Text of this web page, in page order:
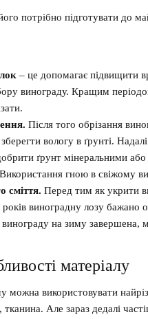
потрібно підготувати до
– це допомагає підвищити
винограду. Кращим
Після того обрізання
вологу в ґрунті.
ґрунт мінеральними
Використання гною в свіжому
сміття. Перед тим як укрити
років виноградну лозу
винограду на зиму
матеріалу
можна використовувати
тканина. Але зараз дедалі